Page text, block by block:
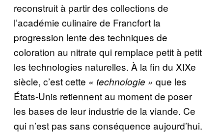
reconstruit à partir des collections de
l’académie culinaire de Francfort la
progression lente des techniques de
coloration au nitrate qui remplace petit à petit
les technologies naturelles. À la fin du XIXe
siècle, c’est cette « technologie » que les
États-Unis retiennent au moment de poser
les bases de leur industrie de la viande. Ce
qui n’est pas sans conséquence aujourd’hui.